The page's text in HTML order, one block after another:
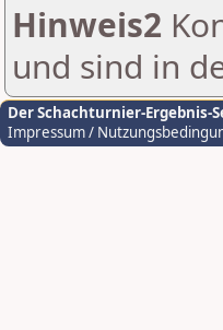
Hinweis2
und sind in
Der Schachturnier-Ergebnis-
Impressum /